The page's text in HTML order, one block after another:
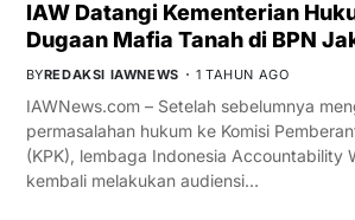
IAW Datangi Kementerian
Dugaan Mafia Tanah di BPN
BYREDAKSI IAWNEWS 1 TAHUN AGO
IAWNews.com – Setelah sebelumnya
permasalahan hukum ke Komisi
(KPK), lembaga Indonesia Accountability
kembali melakukan audiensi…